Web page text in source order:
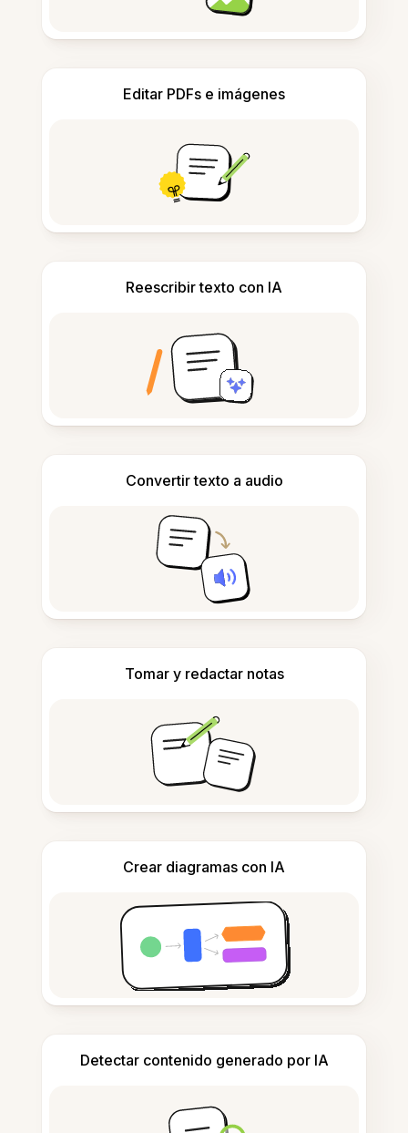
Editar PDFs e imágenes
Reescribir texto con IA
Convertir texto a audio
Tomar y redactar notas
Crear diagramas con IA
Detectar contenido generado por IA